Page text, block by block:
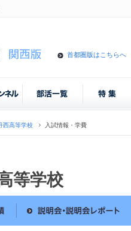
首都圏版はこちらへ
西高等学校 入試情報・学費
等学校